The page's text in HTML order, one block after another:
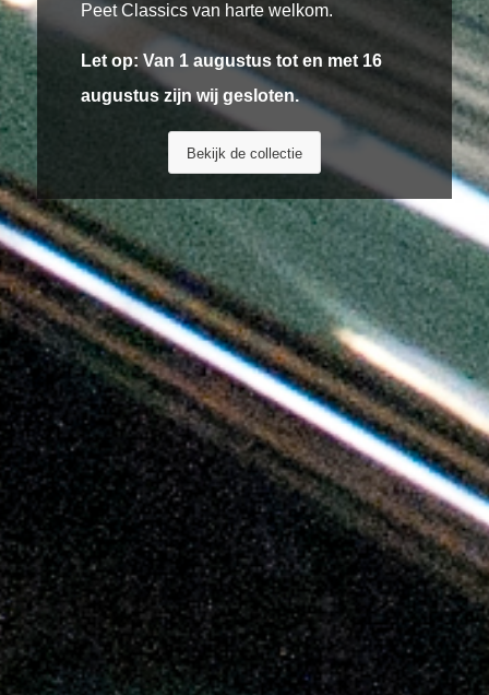
Peet Classics van harte welkom.
Let op: Van 1 augustus tot en met 16
augustus zijn wij gesloten.
Bekijk de collectie